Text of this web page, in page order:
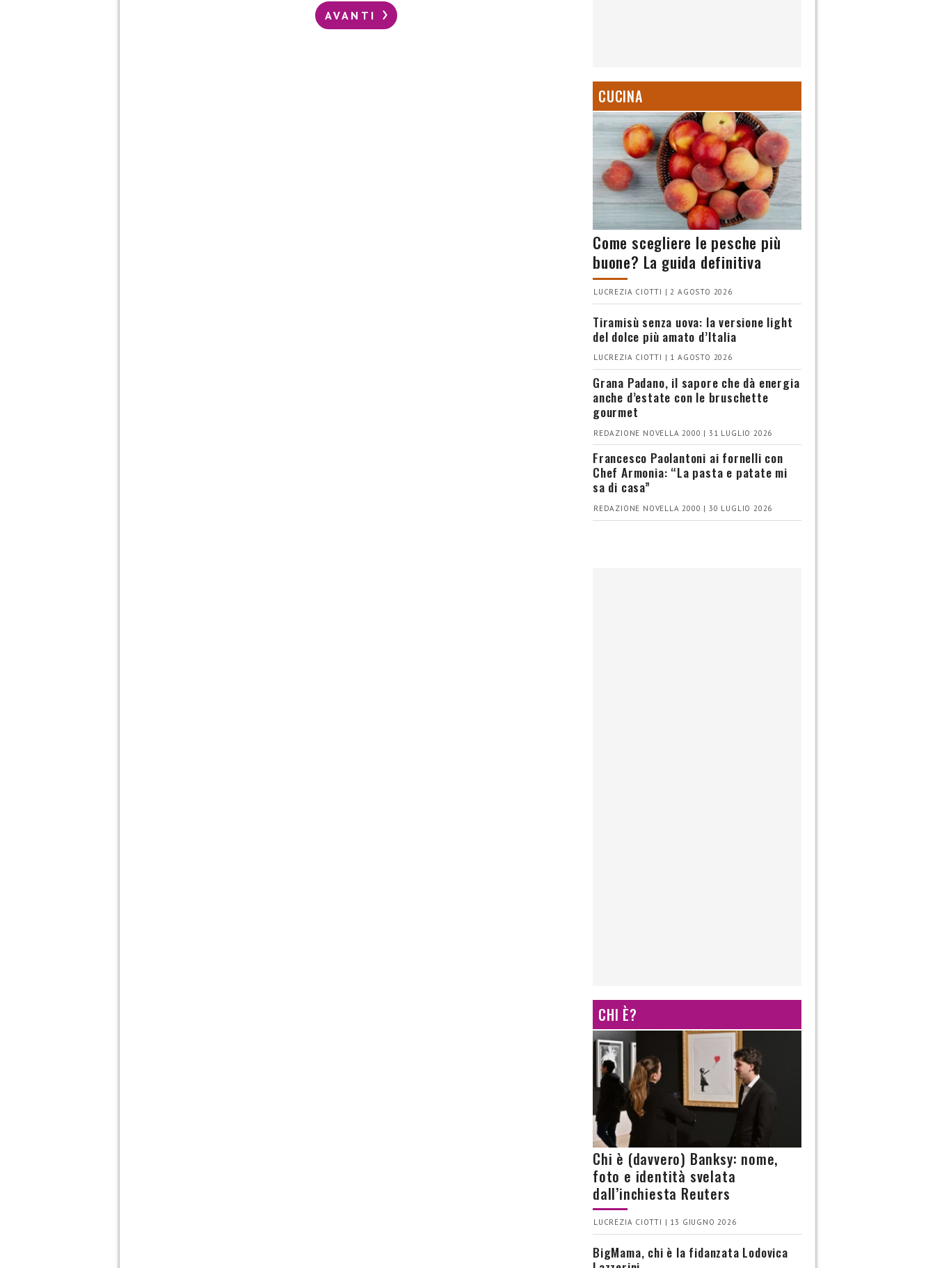
AVANTI
CUCINA
Come scegliere le pesche più
buone? La guida definitiva
LUCREZIA CIOTTI | 2 AGOSTO 2026
Tiramisù senza uova: la versione light
del dolce più amato d’Italia
LUCREZIA CIOTTI | 1 AGOSTO 2026
Grana Padano, il sapore che dà energia
anche d’estate con le bruschette
gourmet
REDAZIONE NOVELLA 2000 | 31 LUGLIO 2026
Francesco Paolantoni ai fornelli con
Chef Armonia: “La pasta e patate mi
sa di casa”
REDAZIONE NOVELLA 2000 | 30 LUGLIO 2026
CHI È?
Chi è (davvero) Banksy: nome,
foto e identità svelata
dall’inchiesta Reuters
LUCREZIA CIOTTI | 13 GIUGNO 2026
BigMama, chi è la fidanzata Lodovica